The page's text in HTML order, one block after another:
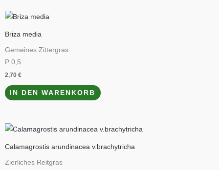
Briza media
Gemeines Zittergras
P 0,5
2,70 €
IN DEN WARENKORB
Calamagrostis arundinacea v.brachytricha
Zierliches Reitgras